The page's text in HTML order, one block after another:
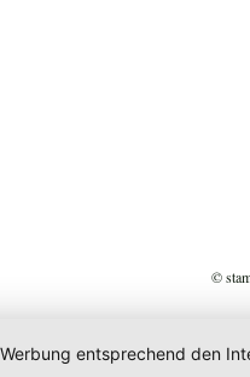
©
entsprechend den